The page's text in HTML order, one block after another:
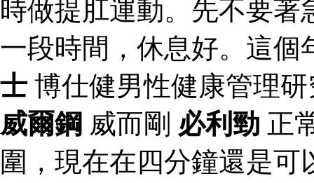
時做提肛運動。先不要
一段時間，休息好。這
士 博仕健男性健康管理
威爾鋼 威而剛 必利勁 正
圍，現在在四分鐘還是